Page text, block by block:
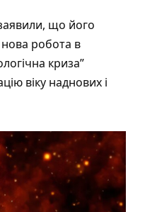
що його
робота в
криза”
віку наднових і